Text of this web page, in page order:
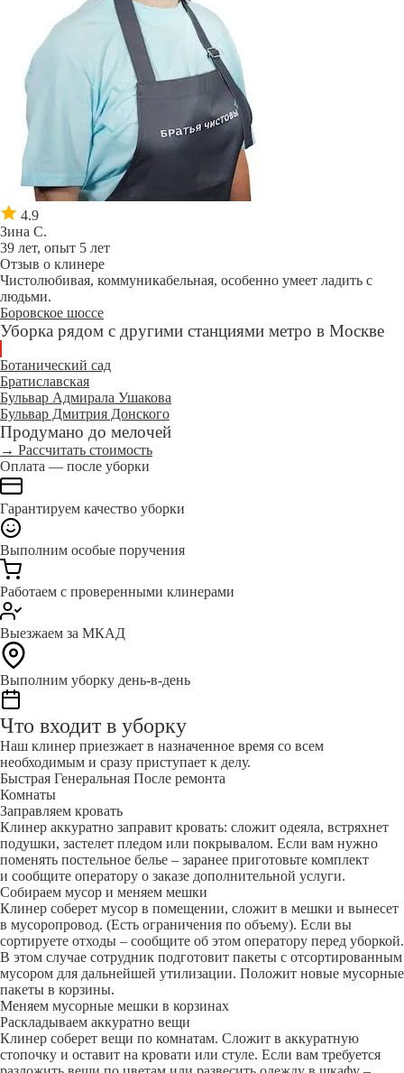
4.9
Зина С.
39 лет, опыт 5 лет
Отзыв о клинере
Чистолюбивая, коммуникабельная, особенно умеет ладить с
людьми.
Боровское шоссе
Уборка рядом с другими станциями метро в Москве
Ботанический сад
Братиславская
Бульвар Адмирала Ушакова
Бульвар Дмитрия Донского
Продумано до мелочей
→ Рассчитать стоимость
Оплата — после уборки
Гарантируем качество уборки
Выполним особые поручения
Работаем с проверенными клинерами
Выезжаем за МКАД
Выполним уборку день-в-день
Что входит в уборку
Наш клинер приезжает в назначенное время со всем
необходимым и сразу приступает к делу.
Быстрая Генеральная После ремонта
Комнаты
Заправляем кровать
Клинер аккуратно заправит кровать: сложит одеяла, встряхнет
подушки, застелет пледом или покрывалом. Если вам нужно
поменять постельное белье – заранее приготовьте комплект
и сообщите оператору о заказе дополнительной услуги.
Собираем мусор и меняем мешки
Клинер соберет мусор в помещении, сложит в мешки и вынесет
в мусоропровод. (Есть ограничения по объему). Если вы
сортируете отходы – сообщите об этом оператору перед уборкой.
В этом случае сотрудник подготовит пакеты с отсортированным
мусором для дальнейшей утилизации. Положит новые мусорные
пакеты в корзины.
Меняем мусорные мешки в корзинах
Раскладываем аккуратно вещи
Клинер соберет вещи по комнатам. Сложит в аккуратную
стопочку и оставит на кровати или стуле. Если вам требуется